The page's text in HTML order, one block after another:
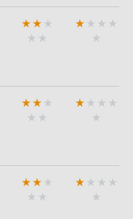
★ ★ ★
★ ★
★ ★ ★ ★
★
★ ★ ★
★ ★
★ ★ ★ ★
★
★ ★ ★
★ ★
★ ★ ★ ★
★